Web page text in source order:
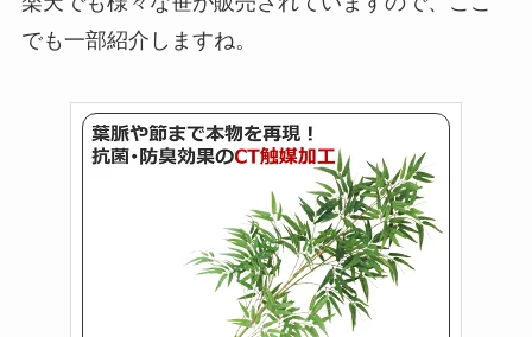
でも一部紹介しますね。